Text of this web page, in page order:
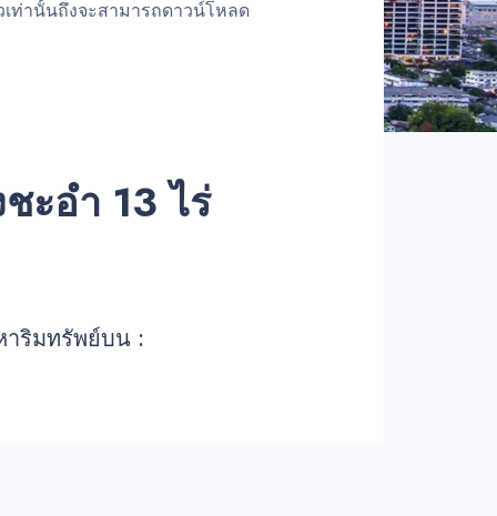
ท่านั้นถึงจะสามารถดาวน์โหลด
ะอำ 13 ไร่
าริมทรัพย์บน :